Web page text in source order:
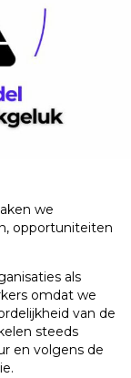
we
opportuniteiten
als
omdat we
van de
steeds
en volgens de